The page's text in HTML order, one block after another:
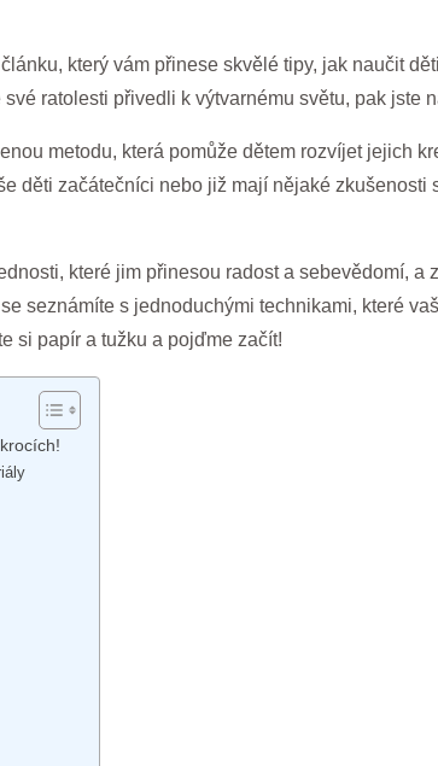
který vám přinese skvělé tipy, jak naučit
ratolesti přivedli k výtvarnému světu, pak jste
metodu, která pomůže dětem rozvíjet jejich
děti začátečníci nebo již mají nějaké
které jim přinesou radost a sebevědomí,
seznámíte s jednoduchými technikami, které
si papír a tužku a pojďme začít!